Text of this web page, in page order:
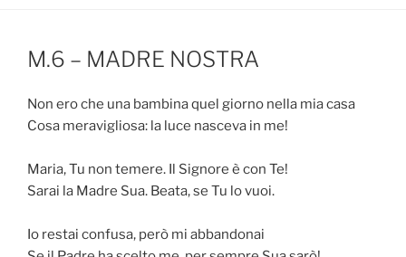
M.6 – MADRE NOSTRA
Non ero che una bambina quel giorno nella mia casa
Cosa meravigliosa: la luce nasceva in me!
Maria, Tu non temere. Il Signore è con Te!
Sarai la Madre Sua. Beata, se Tu lo vuoi.
Io restai confusa, però mi abbandonai